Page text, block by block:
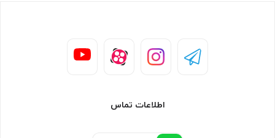
اطلاعات تماس